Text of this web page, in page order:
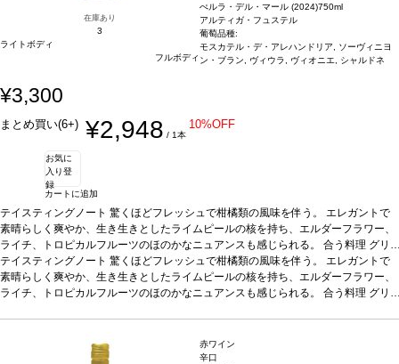
在庫あり
3
ライトボディ
フルボディ
ぺルラ・デル・マール (2024)750ml
アルティガ・フュステル
葡萄品種:
モスカテル・デ・アレハンドリア, ソーヴィニヨ
ン・ブラン, ヴィウラ, ヴィオニエ, シャルドネ
¥3,300
まとめ買い(6+) ¥2,948 / 1本
10%OFF
お気に
入り登
録
カートに追加
テイスティングノート 驚くほどフレッシュで柑橘類の風味を伴う。 エレガントで
素晴らしく爽やか、生き生きとしたライムピールの核を持ち、エルダーフラワー、
ライチ、トロピカルフルーツのほのかなニュアンスも感じられる。 合う料理 グリ
ルしたエビ、マテガイ、帆立やムール貝などの魚介類料理、またそのままアペリテ
ィフなどと好相性葡萄品種モスカテル・デ・アレハンドリア 65%、ソーヴィニヨ
ン・ブラン 15%、ヴィウラ 10%、ヴィオニエ 5%、シャルドネ 5%*本ヴィンテー
テイスティングノート 驚くほどフレッシュで柑橘類の風味を伴う。 エレガントで
素晴らしく爽やか、生き生きとしたライムピールの核を持ち、エルダーフラワー、
ライチ、トロピカルフルーツのほのかなニュアンスも感じられる。 合う料理 グリ
ン・ブラン 15%、ヴィウラ 10%、ヴィオニエ 5%、シャルドネ 5%
ジが在庫切れの場合、在庫があり価格が同様の場合は自動的に次のヴィンテージに
赤ワイン
辛口